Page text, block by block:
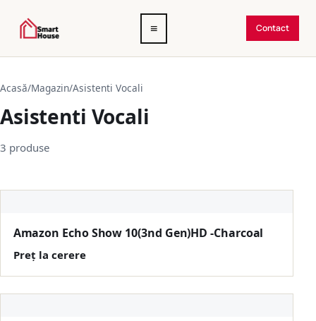
Deschide
meniul
≡ Contact
Acasă/Magazin/Asistenti Vocali
Asistenti Vocali
3 produse
Amazon Echo Show 10(3nd Gen)HD -Charcoal
Preț la cerere